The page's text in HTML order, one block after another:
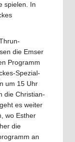
spielen. In
die Emser
Programm
Spezial-
um 15 Uhr
die Christian-
es weiter
wo Esther
die
an